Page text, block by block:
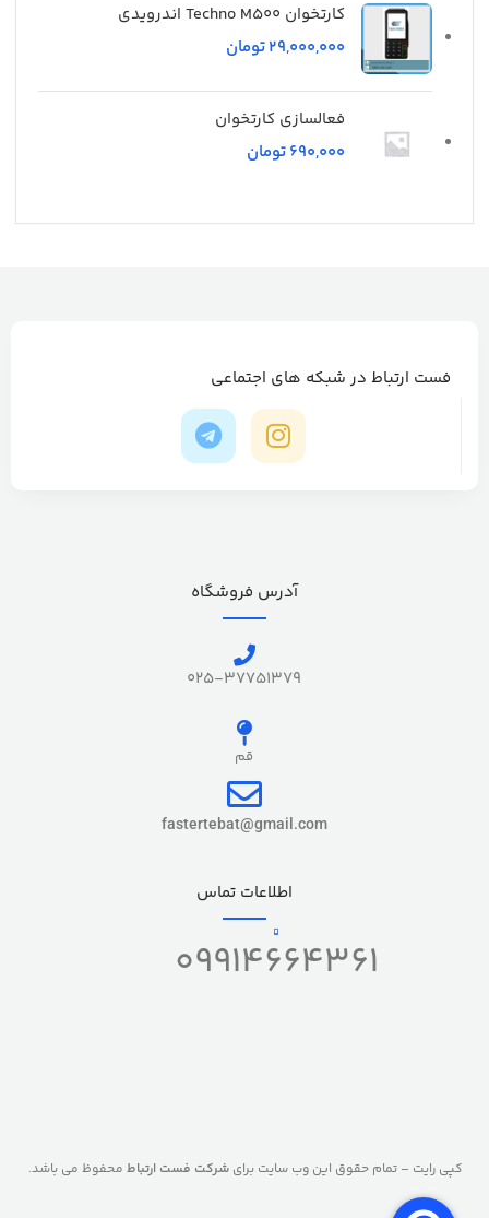
کارتخوان Techno M500 اندرویدی
تومان
فعالسازی کارتخوان
تومان
فست ارتباط در شبکه های اجتماعی
آدرس فروشگاه
025-37751379
قم
fastertebat@gmail.com
اطلاعات تماس
09914664361
کپی رایت – تمام حقوق این وب سایت برایشرکت فست ارتباط محفوظ می باشد.